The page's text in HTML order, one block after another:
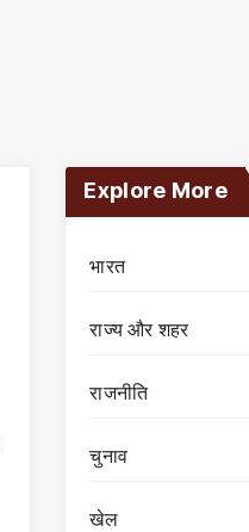
Explore More
भारत
राज्य और शहर
राजनीति
चुनाव
खेल